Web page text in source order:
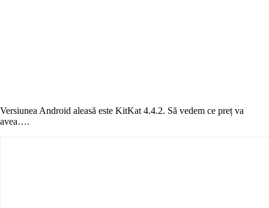
Versiunea Android aleasă este KitKat 4.4.2. Să vedem ce preț va
avea….